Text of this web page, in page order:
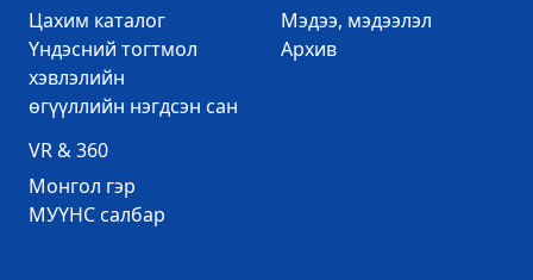
Цахим каталог
Үндэсний тогтмол
хэвлэлийн
өгүүллийн нэгдсэн сан
Mэдээ, мэдээлэл
Архив
VR & 360
Mонгол гэр
МУҮНС салбар